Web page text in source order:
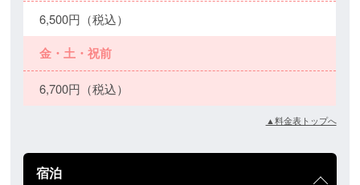
6,500円（税込）
金・土・祝前
6,700円（税込）
▲料金表トップへ
宿泊